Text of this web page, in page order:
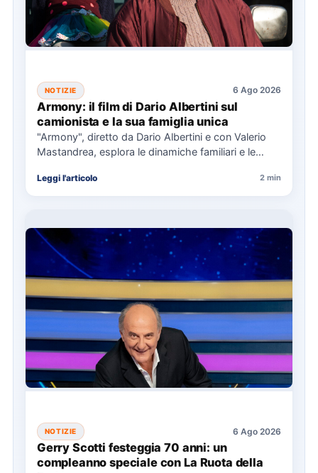
NOTIZIE 6 Ago 2026
Armony: il film di Dario Albertini sul
camionista e la sua famiglia unica
"Armony", diretto da Dario Albertini e con Valerio
Mastandrea, esplora le dinamiche familiari e le
Leggi l'articolo 2 min
NOTIZIE 6 Ago 2026
Gerry Scotti festeggia 70 anni: un
compleanno speciale con La Ruota della